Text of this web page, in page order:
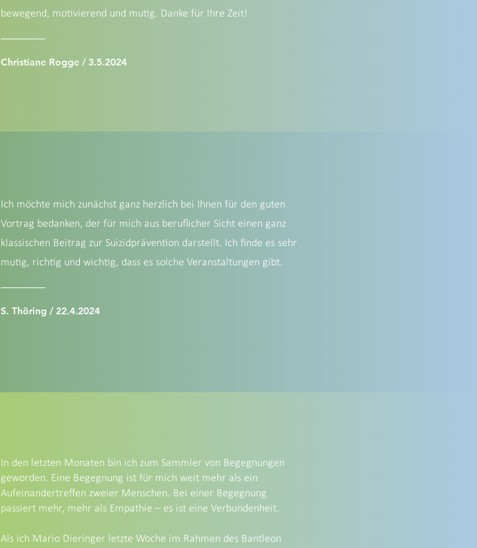
bewegend, motivierend und mutig. Danke für Ihre Zeit!
Christiane Rogge / 3.5.2024
Ich möchte mich zunächst ganz herzlich bei Ihnen für den guten
Vortrag bedanken, der für mich aus beruflicher Sicht einen ganz
klassischen Beitrag zur Suizidprävention darstellt. Ich finde es sehr
mutig, richtig und wichtig, dass es solche Veranstaltungen gibt.
S. Thöring / 22.4.2024
In den letzten Monaten bin ich zum Sammler von Begegnungen
geworden. Eine Begegnung ist für mich weit mehr als ein
Aufeinandertreffen zweier Menschen. Bei einer Begegnung
passiert mehr, mehr als Empathie – es ist eine Verbundenheit.
Als ich Mario Dieringer letzte Woche im Rahmen des Bantleon